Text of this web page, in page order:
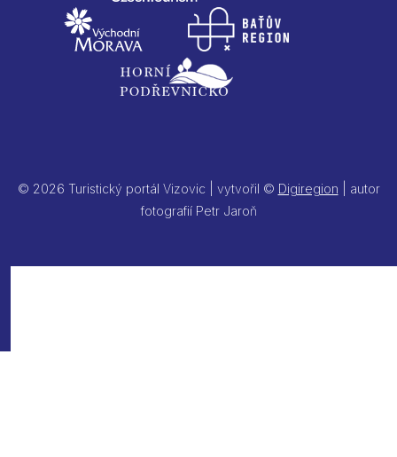
© 2026 Turistický portál Vizovic | vytvořil © Digiregion | autor
fotografií Petr Jaroň